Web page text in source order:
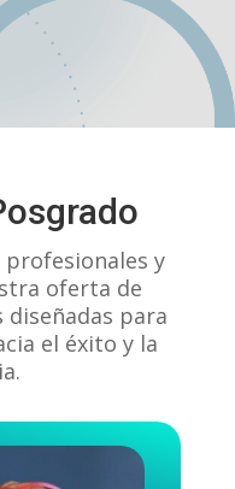
y
oferta de
diseñadas para
el éxito y la